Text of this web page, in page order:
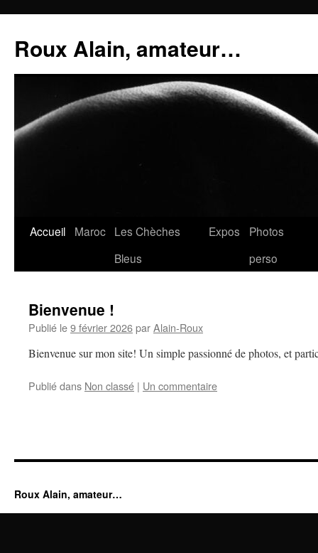
contenu
Roux Alain, amateur…
Accueil Maroc Les Chèches
Bleus
Expos
Photos
perso
Bienvenue !
Publié le9 février 2026parAlain-Roux
Bienvenue sur mon site! Un simple passionné de photos, et
Publié dans Non classé | Un commentaire
Roux Alain, amateur…